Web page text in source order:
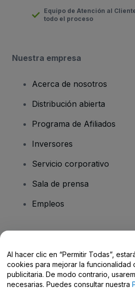
Equipo de Atención al
todo el proceso
Nuestra empresa
Acerca de nosotros
Distribución abierta
Programa de Afiliados
Inversores
Servicio corporativo
Sala de prensa
Empleos
Centro de Ayuda /
Al hacer clic en “Permitir Todas”,
cookies para mejorar la funcionalidad
publicitaria. De modo contrario,
necesarias. Puedes consultar nuestra